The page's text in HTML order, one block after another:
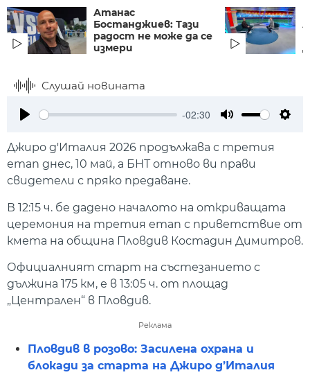
Атанас
Бостанджиев: Тази
радост не може да се
измери
Слушай новината
-02:30
Джиро д'Италия 2026 продължава с третия
етап днес, 10 май, а БНТ отново ви прави
свидетели с пряко предаване.
В 12:15 ч. бе дадено началото на откриващата
церемония на третия етап с приветствие от
кмета на община Пловдив Костадин Димитров.
Официалният старт на състезанието с
дължина 175 км, е в 13:05 ч. от площад
„Централен“ в Пловдив.
Реклама
Пловдив в розово: Засилена охрана и
блокади за старта на Джиро д’Италия